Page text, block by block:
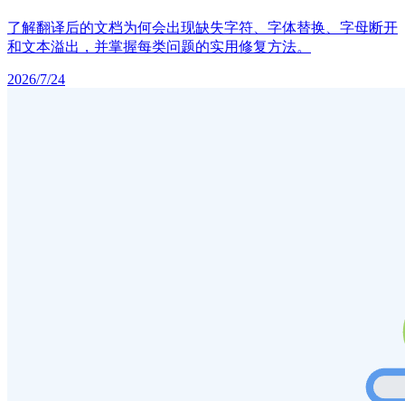
了解翻译后的文档为何会出现缺失字符、字体替换、字母断开
和文本溢出，并掌握每类问题的实用修复方法。
2026/7/24